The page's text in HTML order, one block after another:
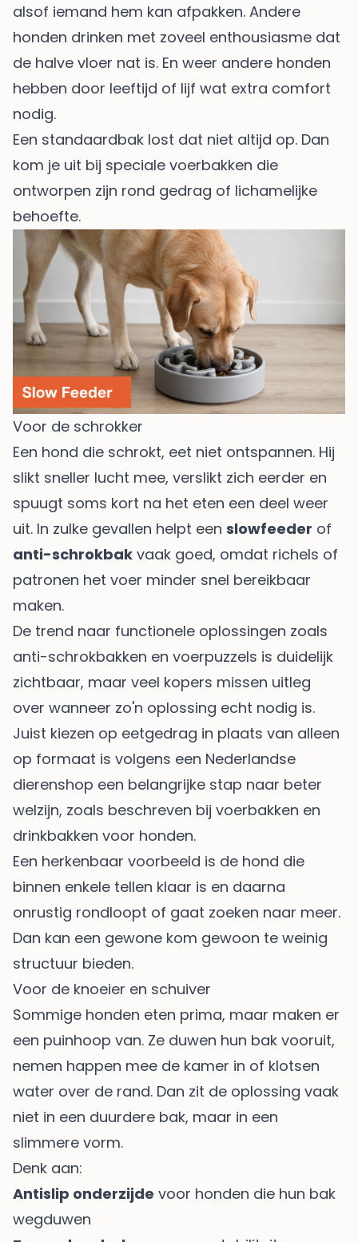
alsof iemand hem kan afpakken. Andere
honden drinken met zoveel enthousiasme dat
de halve vloer nat is. En weer andere honden
hebben door leeftijd of lijf wat extra comfort
nodig.
Een standaardbak lost dat niet altijd op. Dan
kom je uit bij speciale voerbakken die
ontworpen zijn rond gedrag of lichamelijke
behoefte.
Voor de schrokker
Een hond die schrokt, eet niet ontspannen. Hij
slikt sneller lucht mee, verslikt zich eerder en
spuugt soms kort na het eten een deel weer
uit. In zulke gevallen helpt een slowfeeder of
anti-schrokbak vaak goed, omdat richels of
patronen het voer minder snel bereikbaar
maken.
De trend naar functionele oplossingen zoals
anti-schrokbakken en voerpuzzels is duidelijk
zichtbaar, maar veel kopers missen uitleg
over wanneer zo'n oplossing echt nodig is.
Juist kiezen op eetgedrag in plaats van alleen
op formaat is volgens een Nederlandse
dierenshop een belangrijke stap naar beter
welzijn, zoals beschreven bij voerbakken en
drinkbakken voor honden.
Een herkenbaar voorbeeld is de hond die
binnen enkele tellen klaar is en daarna
onrustig rondloopt of gaat zoeken naar meer.
Dan kan een gewone kom gewoon te weinig
structuur bieden.
Voor de knoeier en schuiver
Sommige honden eten prima, maar maken er
een puinhoop van. Ze duwen hun bak vooruit,
nemen happen mee de kamer in of klotsen
water over de rand. Dan zit de oplossing vaak
niet in een duurdere bak, maar in een
slimmere vorm.
Denk aan:
Antislip onderzijde voor honden die hun bak
wegduwen